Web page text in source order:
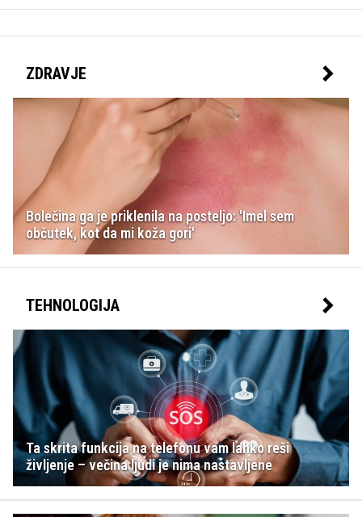
ZDRAVJE
Bolečina ga je priklenila na posteljo: 'Imel sem
občutek, kot da mi koža gori'
TEHNOLOGIJA
Ta skrita funkcija na telefonu vam lahko reši
življenje – večina ljudi je nima nastavljene